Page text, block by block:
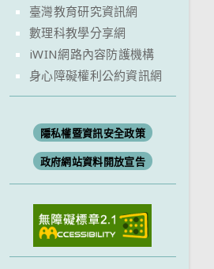
臺灣教育研究資訊網
數理科教學分享網
iWIN網路內容防護機構
身心障礙權利公約資訊網
隱私權暨資訊安全政策
政府網站資料開放宣告